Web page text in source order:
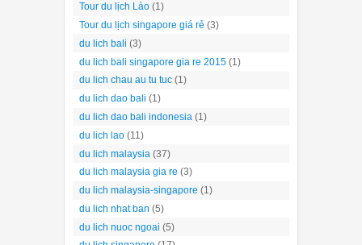
Tour du lịch Lào (1)
Tour du lịch singapore giá rẻ (3)
du lich bali (3)
du lich bali singapore gia re 2015 (1)
du lich chau au tu tuc (1)
du lich dao bali (1)
du lich dao bali indonesia (1)
du lich lao (11)
du lich malaysia (37)
du lich malaysia gia re (3)
du lich malaysia-singapore (1)
du lich nhat ban (5)
du lich nuoc ngoai (5)